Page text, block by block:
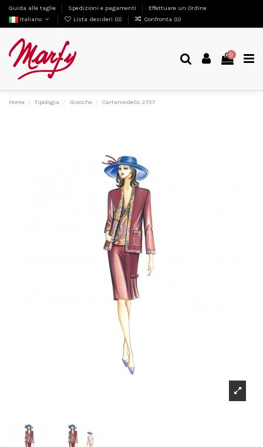
Guida alle taglie Spedizioni e pagamenti
Effettuare un Ordine
Italiano
Lista desideri (0) Confronta (0)
0
Home Tipologia Giacche Cartamodello 2737